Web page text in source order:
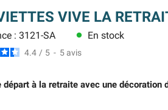
VIVE LA
: 3121-SA lens En stock
4.4 / 5 - 5 avis
départ à la retraite avec une décoration